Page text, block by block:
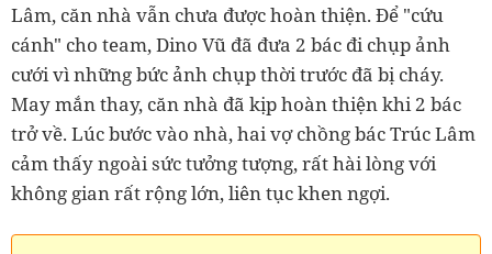
Lâm, căn nhà vẫn chưa được hoàn thiện. Để "cứu
cánh" cho team, Dino Vũ đã đưa 2 bác đi chụp ảnh
cưới vì những bức ảnh chụp thời trước đã bị cháy.
May mắn thay, căn nhà đã kịp hoàn thiện khi 2 bác
trở về. Lúc bước vào nhà, hai vợ chồng bác Trúc Lâm
cảm thấy ngoài sức tưởng tượng, rất hài lòng với
không gian rất rộng lớn, liên tục khen ngợi.